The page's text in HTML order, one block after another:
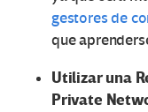
gestores de
que
Utilizar una
Private